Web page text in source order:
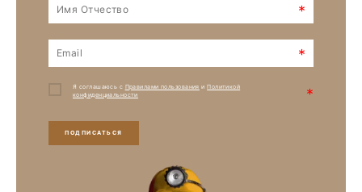
*
*
Я соглашаюсь с Правилами пользования иПолитикой
конфиденциальности
*
ПОДПИСАТЬСЯ